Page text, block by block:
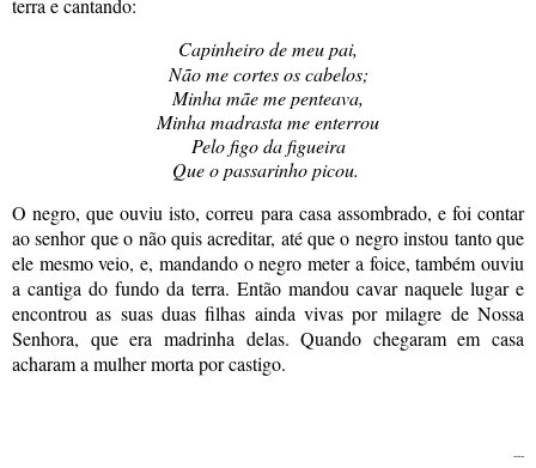
Capinheiro de meu pai,
Não me cortes os cabelos;
Minha mãe me penteava,
Minha madrasta me enterrou
Pelo figo da figueira
Que o passarinho picou.
O negro, que ouviu isto, correu para casa assombrado, e foi contar
ao senhor que o não quis acreditar, até que o negro instou tanto que
ele mesmo veio, e, mandando o negro meter a foice, também ouviu
a cantiga do fundo da terra. Então mandou cavar naquele lugar e
encontrou as suas duas filhas ainda vivas por milagre de Nossa
Senhora, que era madrinha delas. Quando chegaram em casa
acharam a mulher morta por castigo.
---